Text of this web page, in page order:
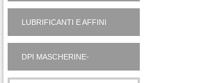
LUBRIFICANTI E AFFINI
MOTORI AUTO OUTLET
DPI MASCHERINE-
IGIENIZZANTI